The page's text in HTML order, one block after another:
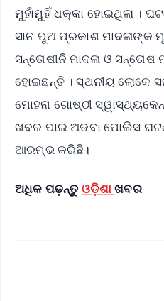
ମୁହାଁମୁହିଁ ଧକ୍କା ହୋଇଥିଲା ।
ସାନ ପୁଅ ପ୍ରକାଶ ମାଦଳାଙ୍କ
ସନ୍ତୋଷୀନି ମାଦଳା ଓ
ହୋଇଛନ୍ତି । ସ୍ଥନୀୟ ଲୋକେ
ମୋହନା ଗୋଷ୍ଠୀ
ଖବର ପାଇ ଅଡବା ପୋଲିସ
ଆରମ୍ଭ କରିଛି।
ଅଧିକ ପଢ଼ନ୍ତୁ ଓଡ଼ିଶାଖବର